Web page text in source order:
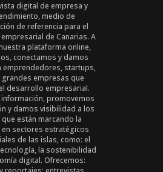
digital de empresa y
medio de
de referencia para el
de Canarias. A
plataforma online,
conectamos y damos
emprendedores, startups,
grandes empresas que
desarrollo empresarial.
promovemos
y damos visibilidad a los
están marcando la
sectores estratégicos
de las islas, como: el
la sostenibilidad
digital. Ofrecemos: